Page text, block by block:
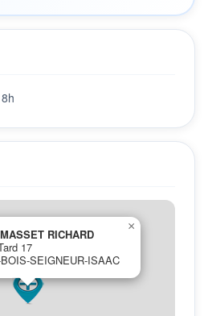
RICHARD
17
SEIGNEUR-ISAAC
×